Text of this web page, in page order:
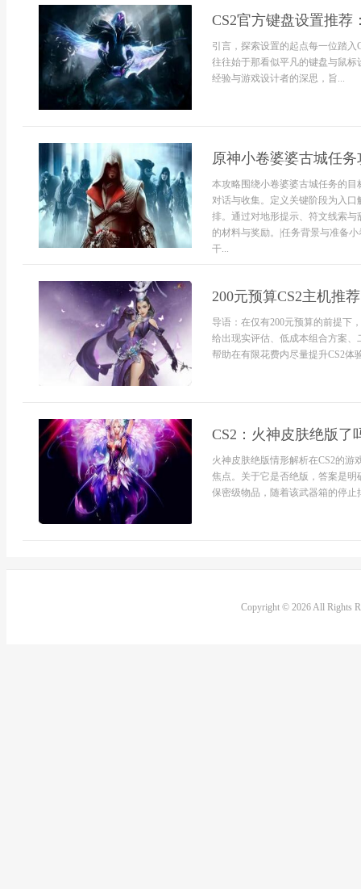
CS2官方键盘设置推荐
引言，探索设置的起点每一位踏
往往始于那看似平凡的键盘与鼠
经验与游戏设计者的深思，旨...
原神小卷婆婆古城任务
本攻略围绕小卷婆婆古城任务的
对话与收集。定义关键阶段为入
排。通过对地形提示、符文线索
的材料与奖励。|任务背景与准备
干...
200元预算CS2主机推荐
导语：在仅有200元预算的前提下
给出现实评估、低成本组合方案
帮助在有限花费内尽量提升CS2体
CS2：火神皮肤绝版了
火神皮肤绝版情形解析在CS2的
焦点。关于它是否绝版，答案是
保密级物品，随着该武器箱的停
Copyright © 2026 All Rights